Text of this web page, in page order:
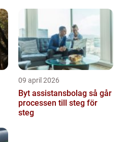
09 april 2026
Byt assistansbolag så går
processen till steg för
steg